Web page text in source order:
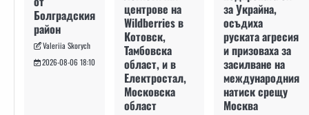
Болградския
район
Valeriia Skorych
2026-08-06 18:10
центрове на
Wildberries в
Котовск,
Тамбовска
област, и в
Електростал,
Московска
област
за Украйна,
осъдиха
руската агресия
и призоваха за
засилване на
международния
натиск срещу
Москва